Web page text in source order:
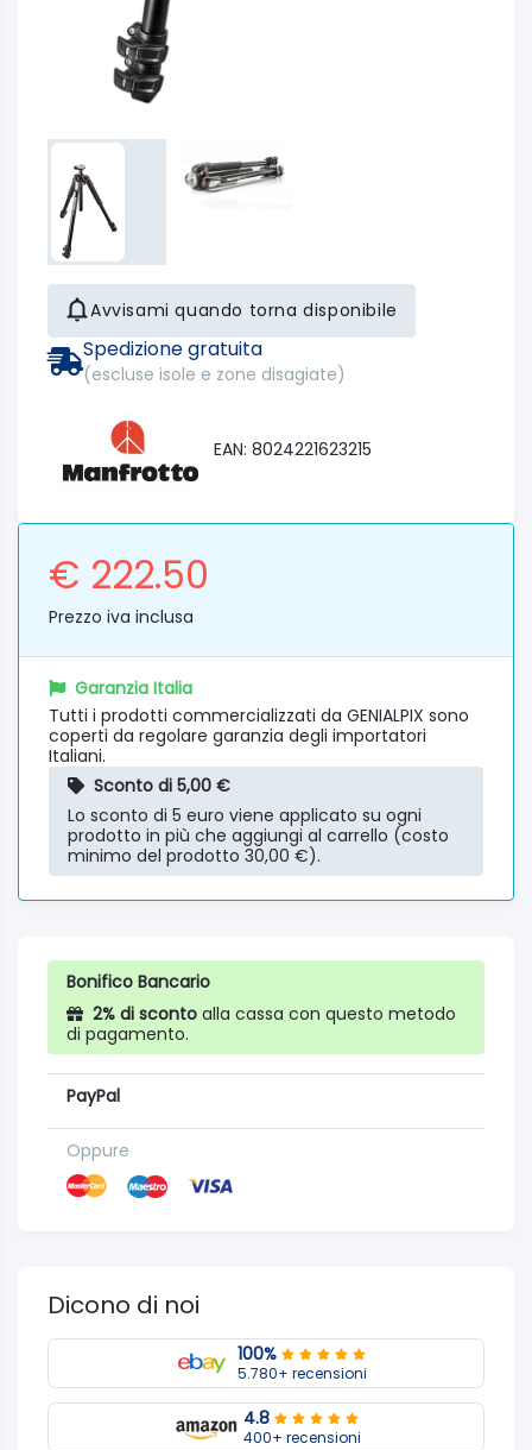
Avvisami quando torna disponibile
Spedizione gratuita
(escluse isole e zone disagiate)
EAN: 8024221623215
€ 222.50
Prezzo iva inclusa
Garanzia Italia
Tutti i prodotti commercializzati da GENIALPIX sono
coperti da regolare garanzia degli importatori
Italiani.
Sconto di 5,00 €
Lo sconto di 5 euro viene applicato su ogni
prodotto in più che aggiungi al carrello (costo
minimo del prodotto 30,00 €).
Bonifico Bancario
2% di sconto alla cassa con questo metodo
di pagamento.
PayPal
Oppure
Dicono di noi
100%
5.780+ recensioni
4.8
400+ recensioni